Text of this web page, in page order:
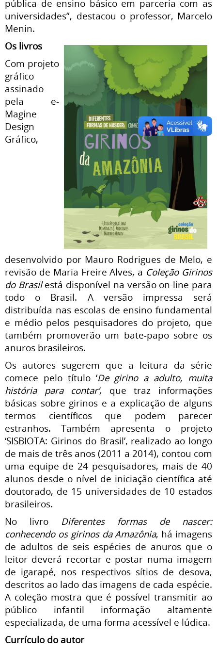
pública de ensino básico em parceria com as
universidades”, destacou o professor, Marcelo
Menin.
Os livros
Com projeto
gráfico
assinado
pela e-
Magine
Design
Gráfico,
desenvolvido por Mauro Rodrigues de Melo, e
revisão de Maria Freire Alves, a Coleção Girinos
do Brasilestá disponível na versão on-line para
todo o Brasil. A versão impressa será
distribuída nas escolas de ensino fundamental
e médio pelos pesquisadores do projeto, que
também promoverão um bate-papo sobre os
anuros brasileiros.
Os autores sugerem que a leitura da série
comece pelo título ‘De girino a adulto, muita
história para contar’, que traz informações
básicas sobre girinos e a explicação de alguns
termos científicos que podem parecer
estranhos. Também apresenta o projeto
‘SISBIOTA: Girinos do Brasil’, realizado ao longo
de mais de três anos (2011 a 2014), contou com
uma equipe de 24 pesquisadores, mais de 40
alunos desde o nível de iniciação científica até
doutorado, de 15 universidades de 10 estados
brasileiros.
No livro Diferentes formas de nascer:
conhecendo os girinos da Amazônia, há imagens
de adultos de seis espécies de anuros que o
leitor deverá recortar e postar numa imagem
de igarapé, nos respectivos sítios de desova,
descritos ao lado das imagens de cada espécie.
A coleção mostra que é possível transmitir ao
público infantil informação altamente
especializada, de uma forma acessível e lúdica.
Currículo do autor